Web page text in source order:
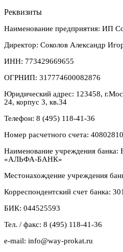
Реквизиты
Наименование предприятия: ИП
Директор: Соколов Александр
ИНН: 773429669655
ОГРНИП: 317774600082876
Юридический адрес: 123458,
24, корпус 3, кв.34
Телефон: 8 (495) 118-41-36
Номер расчетного счета:
Наименование учреждения банка:
«АЛЬФА-БАНК»
Местонахождение учреждения
Корреспондентский счет банка:
БИК: 044525593
Тел. / факс: 8 (495) 118-41-36
e-mail: info@way-prokat.ru